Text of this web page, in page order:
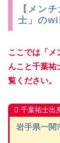
【メン
士」の
ここでは「メ
んこと千葉祐
覧ください。
千葉祐士出
岩手県一関